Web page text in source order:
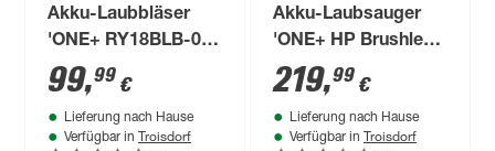
Akku-Laubbläser
'ONE+ RY18BLB-0'
18 V ohne Akku und
Ladegerät
99,99 €
Lieferung nach Hause
Verfügbar in Troisdorf
Akku-Laubsauger
'ONE+ HP Brushless
RY18BVXA-150' mit
Akku und Ladegerät
219,99 €
Lieferung nach Hause
Verfügbar in Troisdorf